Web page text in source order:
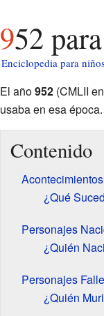
952
Enciclopedia para
El año952(CMLII
usaba en esa época.
Contenido
¿Qué
Personajes
¿Quién
Personajes
¿Quién